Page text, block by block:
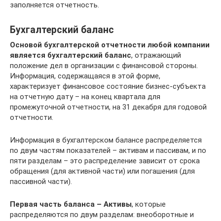
заполняется отчетность.
Бухгалтерский баланс
Основой бухгалтерской отчетности любой компании
является бухгалтерский баланс, отражающий
положение дел в организации с финансовой стороны.
Информация, содержащаяся в этой форме,
характеризует финансовое состояние бизнес-субъекта
на отчетную дату – на конец квартала для
промежуточной отчетности, на 31 декабря для годовой
отчетности.
Информация в бухгалтерском балансе распределяется
по двум частям показателей – активам и пассивам, и по
пяти разделам – это распределение зависит от срока
обращения (для активной части) или погашения (для
пассивной части).
Первая часть баланса – Активы, которые
распределяются по двум разделам: внеоборотные и